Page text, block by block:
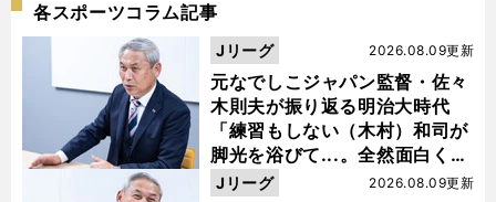
各スポーツコラム記事
元なでしこジャパン監督・佐々
木則夫が振り返る明治大時代
「練習もしない（木村）和司が
脚光を浴びて...。全然面白くな
い４年間でした」
2026.08.09更新
Jリーグ
2026.08.09更新
Jリーグ